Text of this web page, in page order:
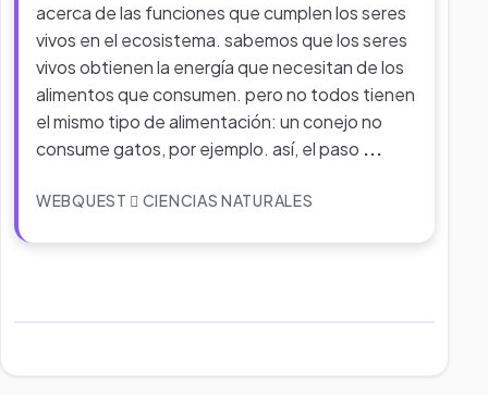
acerca de las funciones que cumplen los seres
vivos en el ecosistema. sabemos que los seres
vivos obtienen la energía que necesitan de los
alimentos que consumen. pero no todos tienen
el mismo tipo de alimentación: un conejo no
consume gatos, por ejemplo. así, el paso ...
WEBQUEST CIENCIAS NATURALES